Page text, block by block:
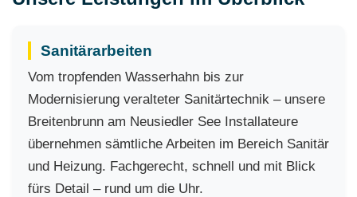
Sanitärarbeiten
Vom tropfenden Wasserhahn bis zur
Modernisierung veralteter Sanitärtechnik – unsere
Breitenbrunn am Neusiedler See Installateure
übernehmen sämtliche Arbeiten im Bereich Sanitär
und Heizung. Fachgerecht, schnell und mit Blick
fürs Detail – rund um die Uhr.